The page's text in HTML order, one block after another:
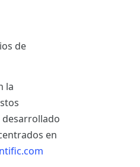
de
la
desarrollado
en